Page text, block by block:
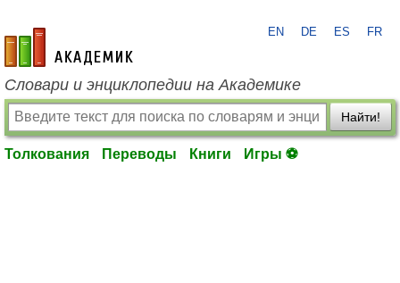
academic.ru
EN DE ES FR
Словари и энциклопедии на Академике
Найти!
Толкования Переводы Книги Игры ⚽